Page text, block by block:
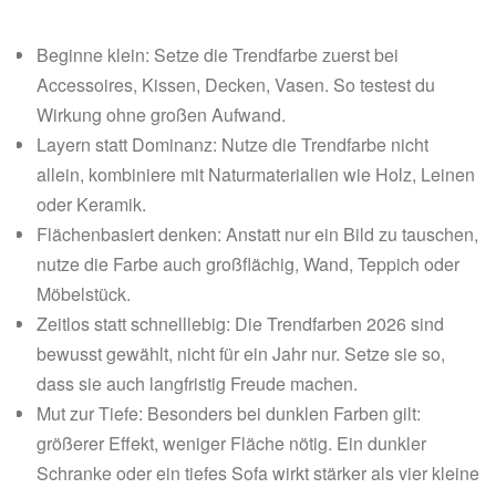
Beginne klein: Setze die Trendfarbe zuerst bei
Accessoires, Kissen, Decken, Vasen. So testest du
Wirkung ohne großen Aufwand.
Layern statt Dominanz: Nutze die Trendfarbe nicht
allein, kombiniere mit Naturmaterialien wie Holz, Leinen
oder Keramik.
Flächenbasiert denken: Anstatt nur ein Bild zu tauschen,
nutze die Farbe auch großflächig, Wand, Teppich oder
Möbelstück.
Zeitlos statt schnelllebig: Die Trendfarben 2026 sind
bewusst gewählt, nicht für ein Jahr nur. Setze sie so,
dass sie auch langfristig Freude machen.
Mut zur Tiefe: Besonders bei dunklen Farben gilt:
größerer Effekt, weniger Fläche nötig. Ein dunkler
Schranke oder ein tiefes Sofa wirkt stärker als vier kleine